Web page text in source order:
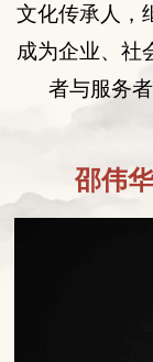
文化传承人，
成为企业、社
者与服务
邵伟